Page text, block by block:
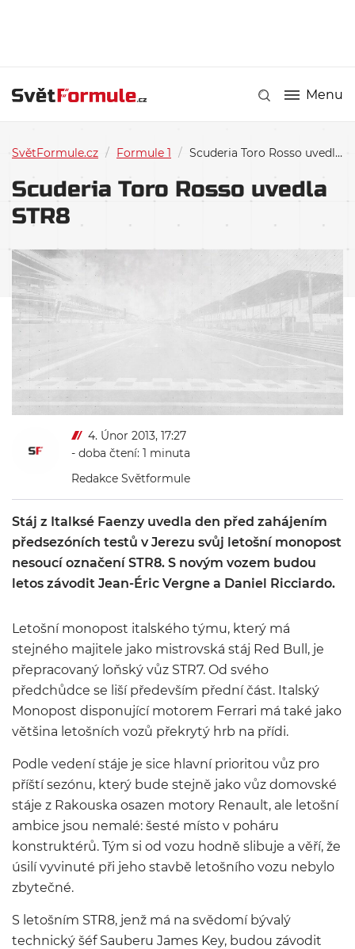
Menu
SvětFormule.cz / Formule 1 / Scuderia Toro Rosso uvedla STR8
Scuderia Toro Rosso uvedla
STR8
4. Únor 2013, 17:27
- doba čtení: 1 minuta
Redakce Světformule
Stáj z Italksé Faenzy uvedla den před zahájením
předsezóních testů v Jerezu svůj letošní monopost
nesoucí označení STR8. S novým vozem budou
letos závodit Jean-Éric Vergne a Daniel Ricciardo.
Letošní monopost italského týmu, který má
stejného majitele jako mistrovská stáj Red Bull, je
přepracovaný loňský vůz STR7. Od svého
předchůdce se liší především přední část. Italský
Monopost disponující motorem Ferrari má také jako
většina letošních vozů překrytý hrb na přídi.
Podle vedení stáje je sice hlavní prioritou vůz pro
příští sezónu, který bude stejně jako vůz domovské
stáje z Rakouska osazen motory Renault, ale letošní
ambice jsou nemalé: šesté místo v poháru
konstruktérů. Tým si od vozu hodně slibuje a věří, že
úsilí vyvinuté při jeho stavbě letošního vozu nebylo
zbytečné.
S letošním STR8, jenž má na svědomí bývalý
technický šéf Sauberu James Key, budou závodit